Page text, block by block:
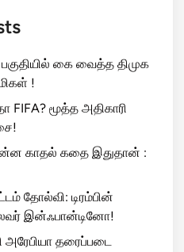
கை வைத்த திமுக
!
மூத்த அதிகாரி
காதல் கதை இதுதான் :
தோல்வி: டிரம்பின்
இன்ஃபான்டினோ!
தரைப்படை